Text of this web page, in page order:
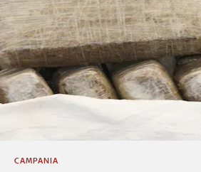
CAMPANIA